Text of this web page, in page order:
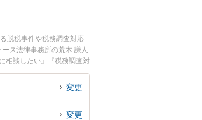
脱税事件や税務調査対応
ス法律事務所の荒木 謙人
相談したい』『税務調査対
でお困りの相談者さんにお
変更
変更